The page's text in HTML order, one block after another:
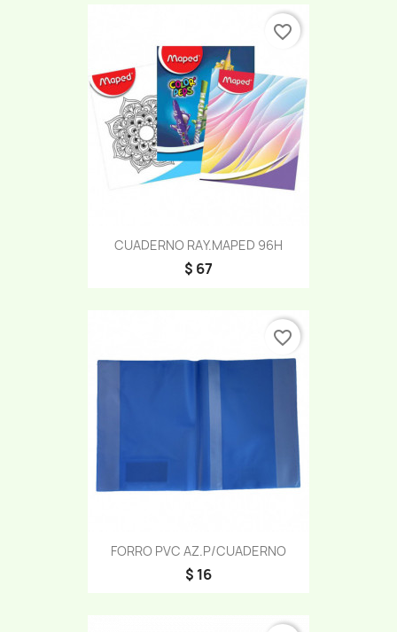
CUADERNO RAY.MAPED 96H
$ 67
favorite_border
FORRO PVC AZ.P/CUADERNO
$ 16
favorite_border